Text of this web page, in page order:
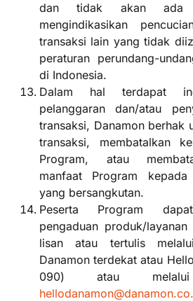
dan tidak akan ada
mengindikasikan
transaksi lain yang tidak
peraturan perundang-
di Indonesia.
Dalam hal terdapat
pelanggaran dan/atau
transaksi, Danamon berhak
transaksi, membatalkan
Program, atau
manfaat Program kepada
yang bersangkutan.
Peserta Program
pengaduan produk/
lisan atau tertulis
Danamon terdekat atau
090) atau